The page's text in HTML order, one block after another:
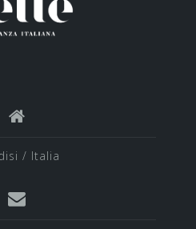
/ Italia